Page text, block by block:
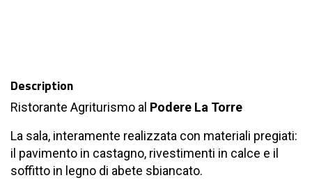
Description
Ristorante Agriturismo al Podere La Torre
La sala, interamente realizzata con materiali pregiati:
il pavimento in castagno, rivestimenti in calce e il
soffitto in legno di abete sbiancato.